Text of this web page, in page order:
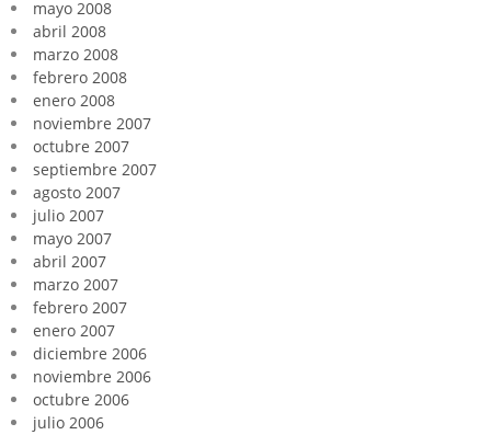
mayo 2008
abril 2008
marzo 2008
febrero 2008
enero 2008
noviembre 2007
octubre 2007
septiembre 2007
agosto 2007
julio 2007
mayo 2007
abril 2007
marzo 2007
febrero 2007
enero 2007
diciembre 2006
noviembre 2006
octubre 2006
julio 2006